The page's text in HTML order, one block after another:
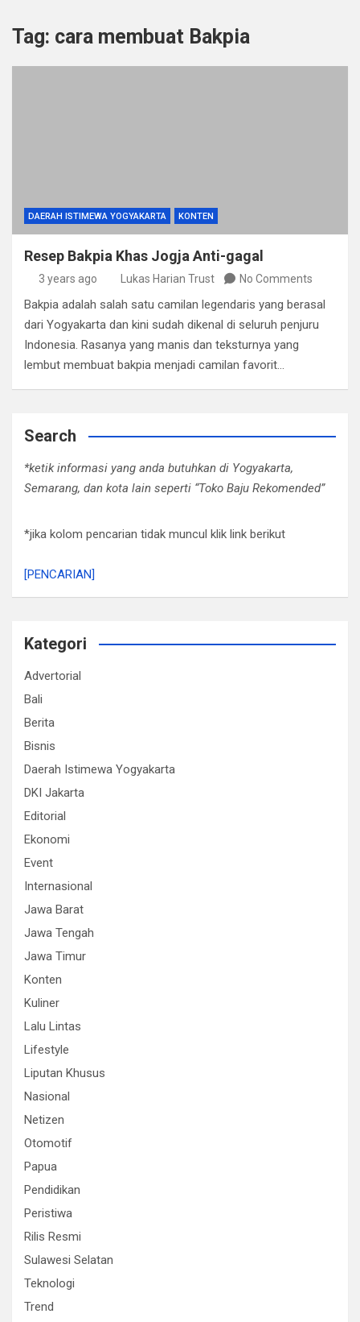
Tag: cara membuat Bakpia
DAERAH ISTIMEWA YOGYAKARTA KONTEN
Resep Bakpia Khas Jogja Anti-gagal
3 years ago Lukas Harian Trust No Comments
Bakpia adalah salah satu camilan legendaris yang berasal
dari Yogyakarta dan kini sudah dikenal di seluruh penjuru
Indonesia. Rasanya yang manis dan teksturnya yang
lembut membuat bakpia menjadi camilan favorit…
Search
*ketik informasi yang anda butuhkan di Yogyakarta,
Semarang, dan kota lain seperti “Toko Baju Rekomended”
*jika kolom pencarian tidak muncul klik link berikut
[PENCARIAN]
Kategori
Advertorial
Bali
Berita
Bisnis
Daerah Istimewa Yogyakarta
DKI Jakarta
Editorial
Ekonomi
Event
Internasional
Jawa Barat
Jawa Tengah
Jawa Timur
Konten
Kuliner
Lalu Lintas
Lifestyle
Liputan Khusus
Nasional
Netizen
Otomotif
Papua
Pendidikan
Peristiwa
Rilis Resmi
Sulawesi Selatan
Teknologi
Trend